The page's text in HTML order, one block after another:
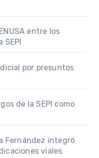
entre los
SEPI
por presuntos
de la SEPI como
Fernández integró
viales